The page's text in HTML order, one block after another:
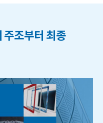
주조부터 최종